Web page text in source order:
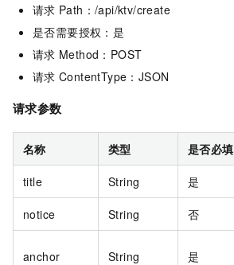
请求 Path：/api/ktv/create
是否需要授权：是
请求 Method：POST
请求 ContentType：JSON
请求参数
名称 类型 是否必填
title String 是
notice String 否
anchor String 是